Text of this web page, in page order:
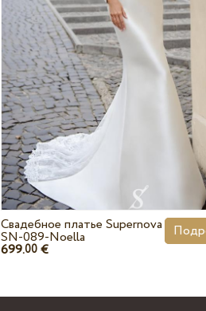
Свадебное платье Supernova
SN-089-Noella
699.00 €